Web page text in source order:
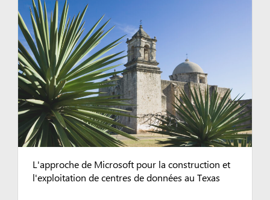
L'approche de Microsoft pour la construction et
l'exploitation de centres de données au Texas